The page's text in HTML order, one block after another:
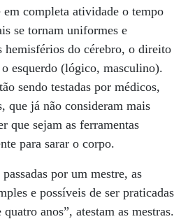
em completa atividade o tempo
se tornam uniformes e
hemisférios do cérebro, o direito
esquerdo (lógico, masculino).
sendo testadas por médicos,
que já não consideram mais
que sejam as ferramentas
para sarar o corpo.
por um mestre, as
e possíveis de ser praticadas
anos”, atestam as mestras.